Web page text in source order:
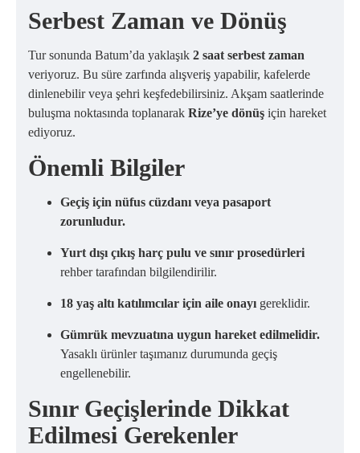
Serbest Zaman ve Dönüş
Tur sonunda Batum’da yaklaşık 2 saat serbest zaman
veriyoruz. Bu süre zarfında alışveriş yapabilir, kafelerde
dinlenebilir veya şehri keşfedebilirsiniz. Akşam saatlerinde
buluşma noktasında toplanarak Rize’ye dönüş için hareket
ediyoruz.
Önemli Bilgiler
Geçiş için nüfus cüzdanı veya pasaport
zorunludur.
Yurt dışı çıkış harç pulu ve sınır prosedürleri
rehber tarafından bilgilendirilir.
18 yaş altı katılımcılar için aile onayı gereklidir.
Gümrük mevzuatına uygun hareket edilmelidir.
Yasaklı ürünler taşımanız durumunda geçiş
engellenebilir.
Sınır Geçişlerinde Dikkat
Edilmesi Gerekenler